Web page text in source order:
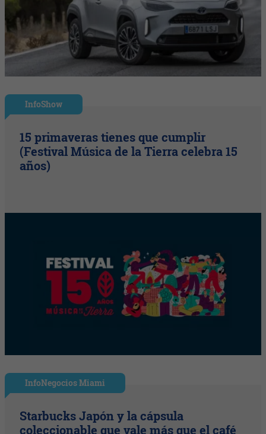
InfoShow
15 primaveras tienes que cumplir
(Festival Música de la Tierra celebra 15
años)
InfoNegocios Miami
Starbucks Japón y la cápsula
coleccionable que vale más que el café